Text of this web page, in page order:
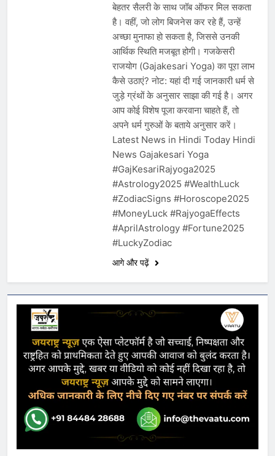
बेहतर सैलरी के साथ जॉब ऑफर मिल सकता
है। वहीं, जो लोग बिजनेस कर रहे हैं, उन्हें
अच्छा मुनाफा हो सकता है, जिससे उनकी
आर्थिक स्थिति मजबूत होगी। गजकेसरी
राजयोग (Gajakesari Yoga) का पूरा लाभ
कैसे उठाएं? नोट: यहां दी गई जानकारी धर्म से
जुड़े ग्रंथों के अनुसार साझा की गई है। अगर
आप कोई विशेष पूजा करवाना चाहते हैं, तो
अपने धर्म गुरुओं के बताये अनुसार करें।
Latest News in Hindi Today Hindi
News Gajakesari Yoga
#GajKesariRajyoga2025
#Astrology2025 #WealthLuck
#ZodiacSigns #Horoscope2025
#MoneyLuck #RajyogaEffects
#AprilAstrology #Fortune2025
#LuckyZodiac
आगे और पढ़ें